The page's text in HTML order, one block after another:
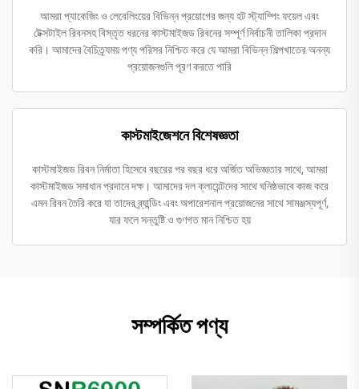
আমরা প্যাকেজিং ও লেবেলিংয়ের বিভিন্ন প্রয়োগের জন্য হট স্ট্যাম্পিং ফয়েল এবং
টেক্সটাইল রিবনসহ বিস্তৃত ধরনের কাস্টমাইজড রিবনের সম্পূর্ণ নির্বাচনী তালিকা প্রদান
করি। আমাদের বৈচিত্র্যময় পণ্য পরিসর নিশ্চিত করে যে আমরা বিভিন্ন শিল্পখাতের অনন্য
প্রয়োজনগুলি পূরণ করতে পারি
কাস্টমাইজেশনে বিশেষজ্ঞতা
কাস্টমাইজড রিবন নির্মাতা হিসেবে বছরের পর বছর ধরে অর্জিত অভিজ্ঞতার সাথে, আমরা
কাস্টমাইজড সমাধান প্রদানে দক্ষ। আমাদের দল ক্লায়েন্টদের সাথে ঘনিষ্ঠভাবে কাজ করে
এমন রিবন তৈরি করে যা তাদের ব্র্যান্ডিং এবং অপারেশনাল প্রয়োজনের সাথে সামঞ্জস্যপূর্ণ,
যার ফলে সন্তুষ্টি ও গুণগত মান নিশ্চিত হয়
সম্পর্কিত পণ্য